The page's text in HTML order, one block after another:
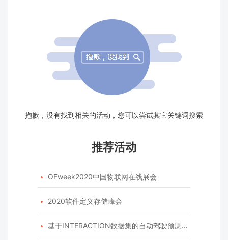
抱歉，没有找到相关的活动，您可以尝试其它关键词搜索
推荐活动
 OFweek2020中国物联网在线展会
 2020软件定义存储峰会
 基于INTERACTION数据集的自动驾驶预测模型挑战赛